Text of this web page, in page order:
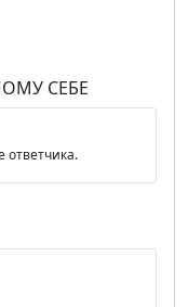
СЕБЕ
ответчика.